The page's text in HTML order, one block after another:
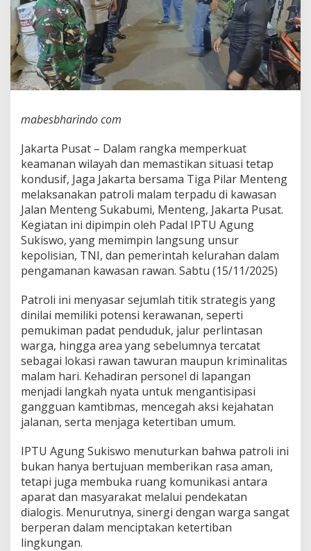
l
a
r
a
n
a
n
K
e
a
m
a
n
a
n
M
l
m
d
M
e
n
t
e
n
S
u
k
a
b
u
m
i
mabesbharindo com
Jakarta Pusat – Dalam rangka memperkuat
keamanan wilayah dan memastikan situasi tetap
kondusif, Jaga Jakarta bersama Tiga Pilar Menteng
melaksanakan patroli malam terpadu di kawasan
Jalan Menteng Sukabumi, Menteng, Jakarta Pusat.
Kegiatan ini dipimpin oleh Padal IPTU Agung
Sukiswo, yang memimpin langsung unsur
kepolisian, TNI, dan pemerintah kelurahan dalam
pengamanan kawasan rawan. Sabtu (15/11/2025)
Patroli ini menyasar sejumlah titik strategis yang
dinilai memiliki potensi kerawanan, seperti
pemukiman padat penduduk, jalur perlintasan
warga, hingga area yang sebelumnya tercatat
sebagai lokasi rawan tawuran maupun kriminalitas
malam hari. Kehadiran personel di lapangan
menjadi langkah nyata untuk mengantisipasi
gangguan kamtibmas, mencegah aksi kejahatan
jalanan, serta menjaga ketertiban umum.
IPTU Agung Sukiswo menuturkan bahwa patroli ini
bukan hanya bertujuan memberikan rasa aman,
tetapi juga membuka ruang komunikasi antara
aparat dan masyarakat melalui pendekatan
dialogis. Menurutnya, sinergi dengan warga sangat
berperan dalam menciptakan ketertiban
lingkungan.